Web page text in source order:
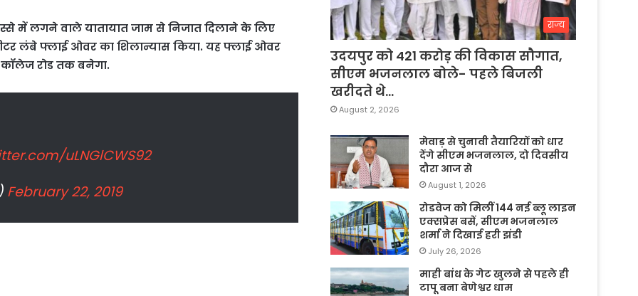
में लगने वाले यातायात जाम से निजात दिलाने के लिए
लंबे फ्लाई ओवर का शिलान्यास किया. यह फ्लाई ओवर
रोड तक बनेगा.
uLNGlCWS92
February 22, 2019
राज्य
उदयपुर को 421 करोड़ की विकास सौगात,
सीएम भजनलाल बोले- पहले बिजली
खरीदते थे…
August 2, 2026
मेवाड़ से चुनावी तैयारियों को धार
देंगे सीएम भजनलाल, दो दिवसीय
दौरा आज से
August 1, 2026
रोडवेज को मिलीं 144 नई ब्लू लाइन
एक्सप्रेस बसें, सीएम भजनलाल
शर्मा ने दिखाई हरी झंडी
July 26, 2026
माही बांध के गेट खुलने से पहले ही
टापू बना बेणेश्वर धाम